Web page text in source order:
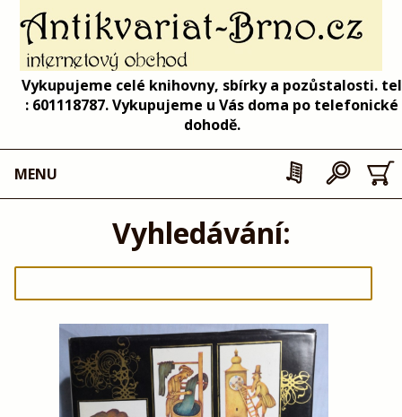
Vykupujeme celé knihovny, sbírky a pozůstalosti. tel
: 601118787. Vykupujeme u Vás doma po telefonické
dohodě.
MENU
Vyhledávání: